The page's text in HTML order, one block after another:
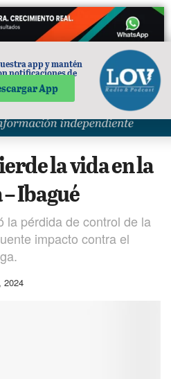
la vida en la
Ibagué
la pérdida de control de la
impacto contra el
2024
app y mantén
notificaciones de
App